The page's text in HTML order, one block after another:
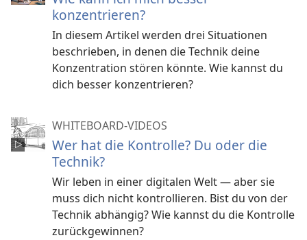
konzentrieren?
In diesem Artikel werden drei Situationen
beschrieben, in denen die Technik deine
Konzentration stören könnte. Wie kannst du
dich besser konzentrieren?
WHITEBOARD-VIDEOS
Wer hat die Kontrolle? Du oder die
Technik?
Wir leben in einer digitalen Welt — aber sie
muss dich nicht kontrollieren. Bist du von der
Technik abhängig? Wie kannst du die Kontrolle
zurückgewinnen?